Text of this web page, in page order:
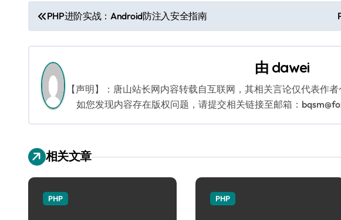
文
章
导
航
PHP进阶实战：Android防注入安全指南
由 dawei
【声明】：唐山站长网内容转载自互联网，其相关言论仅代表作
如您发现内容存在版权问题，请提交相关链接至邮箱：
相关文章
PHP PHP